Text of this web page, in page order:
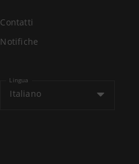
Contatti
Notifiche
Lingua
Italiano